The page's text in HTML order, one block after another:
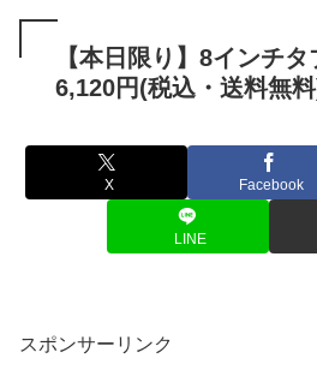
【本日限り】8インチ
6,120円(税込・送料無
X Facebook
LINE
スポンサーリンク